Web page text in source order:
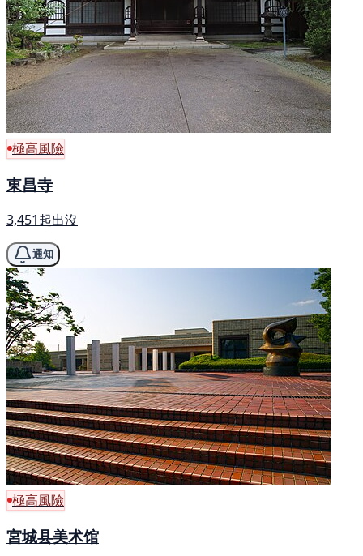
極高風險
東昌寺
3,451起出沒
通知
極高風險
宮城县美术馆